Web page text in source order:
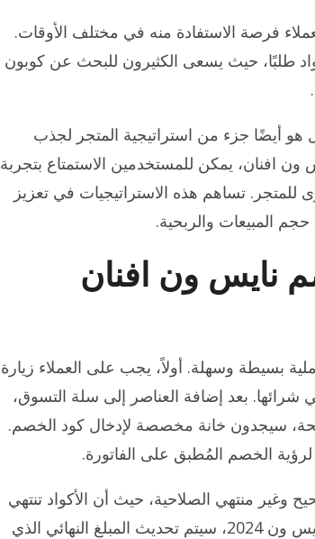
فرصة الاستفادة منه في مختلف الأوقات.
من بين أكثر الأكواد طلبًا، حيث يسعى الكثيرون للبحث عن كوبون
أيضًا جزء من استراتيجية المتجر لجذب
افنان، يمكن للمستخدمين الاستمتاع بتجربة
تساهم هذه الاستراتيجيات في تعزيز
حجم المبيعات والربحية.
نايس ون افنان
بسيطة وسهلة. أولاً، يجب على العملاء زيارة
شرائها. بعد إضافة العناصر إلى سلة التسوق،
سيجدون خانة مخصصة لإدخال كود الخصم.
الخصم المُطبق على الفاتورة.
وغير منتهي الصلاحية، حيث أن الأكواد تنتهي
عادةً بعد فترة معينة. بمجرد تطبيق كود خصم نايس ون 2024، سيتم تحديث المبلغ النهائي الذي